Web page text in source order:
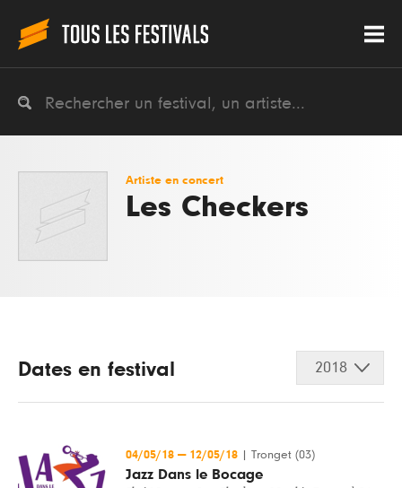
Artiste en concert
Les Checkers
Dates en festival 2018
04/05/18 — 12/05/18 Tronget (03)
Jazz Dans le Bocage